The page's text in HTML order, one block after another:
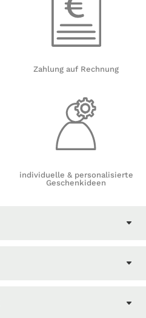
Zahlung auf Rechnung
individuelle & personalisierte
Geschenkideen